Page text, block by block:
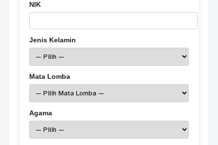
NIK
Jenis Kelamin
Mata Lomba
Agama